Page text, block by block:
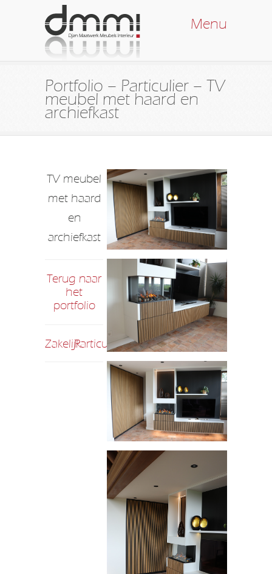
Menu
Portfolio – Particulier – TV
meubel met haard en
archiefkast
TV meubel
met haard
en
archiefkast
Terug naar
het
portfolio
ZakelijkParticulier